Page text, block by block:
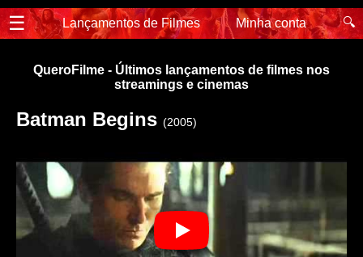
☰ Lançamentos de Filmes Minha conta 🔍
QueroFilme - Últimos lançamentos de filmes nos
streamings e cinemas
Batman Begins (2005)